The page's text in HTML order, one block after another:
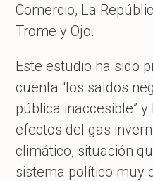
Comercio, La
Trome y Ojo.
Este estudio ha sido
cuenta “los saldos
pública inaccesible”
efectos del gas
climático, situación
sistema político muy